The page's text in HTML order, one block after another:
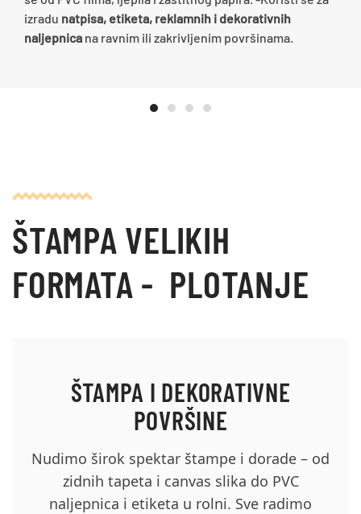
izradu natpisa, etiketa, reklamnih i dekorativnih
naljepnica na ravnim ili zakrivljenim površinama.
ŠTAMPA VELIKIH
FORMATA - PLOTANJE
ŠTAMPA I DEKORATIVNE
POVRŠINE
Nudimo širok spektar štampe i dorade – od
zidnih tapeta i canvas slika do PVC
naljepnica i etiketa u rolni. Sve radimo